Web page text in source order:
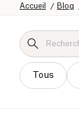
Blog
Accueil
Tous